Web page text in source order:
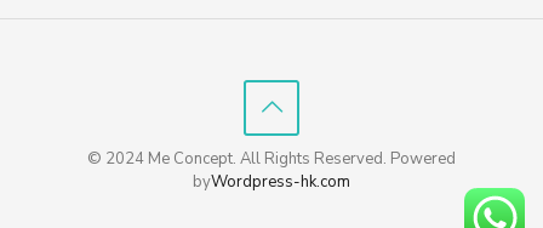
© 2024 Me Concept. All Rights Reserved. Powered
byWordpress-hk.com